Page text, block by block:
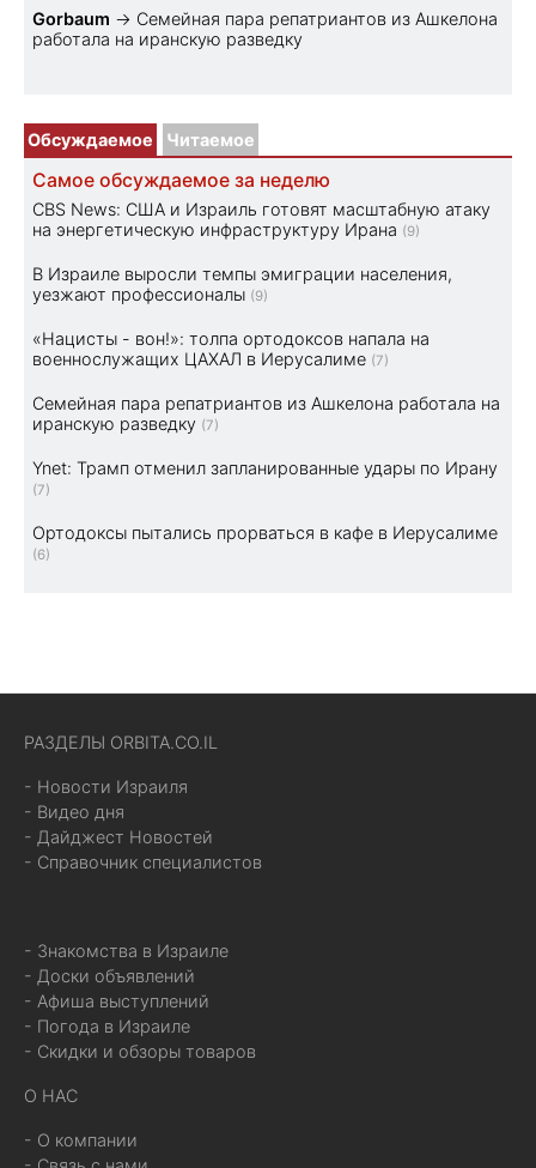
Gorbaum → Семейная пара репатриантов из Ашкелона
работала на иранскую разведку
Обсуждаемое Читаемое
Самое обсуждаемое за неделю
CBS News: США и Израиль готовят масштабную атаку
на энергетическую инфраструктуру Ирана (9)
В Израиле выросли темпы эмиграции населения,
уезжают профессионалы (9)
«Нацисты - вон!»: толпа ортодоксов напала на
военнослужащих ЦАХАЛ в Иерусалиме (7)
Семейная пара репатриантов из Ашкелона работала на
иранскую разведку (7)
Ynet: Трамп отменил запланированные удары по Ирану
(7)
Ортодоксы пытались прорваться в кафе в Иерусалиме
(6)
РАЗДЕЛЫ ORBITA.CO.IL
- Новости Израиля
- Видео дня
- Дайджест Новостей
- Справочник специалистов
- Знакомства в Израиле
- Доски объявлений
- Афиша выступлений
- Погода в Израиле
- Скидки и обзоры товаров
О НАС
- О компании